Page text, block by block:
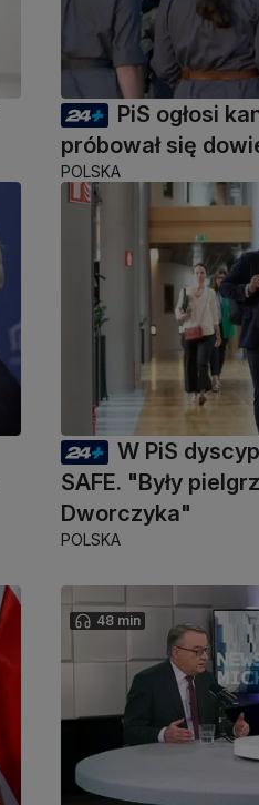
PiS ogłosi
próbował się
POLSKA
W PiS
SAFE. "Były
Dworczyka"
POLSKA
48 min